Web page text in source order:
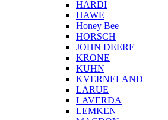
HARDI
HAWE
Honey Bee
HORSCH
JOHN DEERE
KRONE
KUHN
KVERNELAND
LARUE
LAVERDA
LEMKEN